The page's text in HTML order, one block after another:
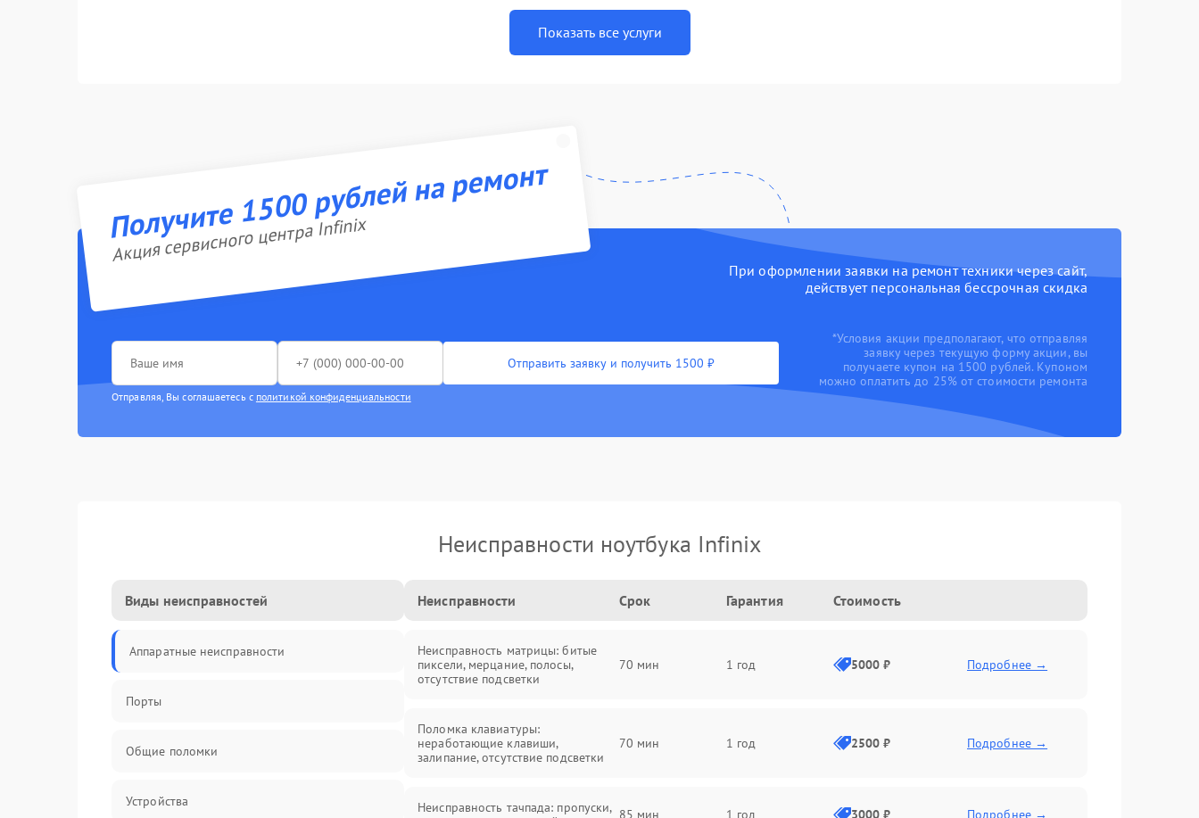
Показать все услуги
Получите 1500 рублей на ремонт
Акция сервисного центра Infinix
При оформлении заявки на ремонт техники через сайт,
действует персональная бессрочная скидка
Отправить заявку и получить 1500 ₽
Отправляя, Вы соглашаетесь с политикой конфиденциальности
*Условия акции предполагают, что отправляя
заявку через текущую форму акции, вы
получаете купон на 1500 рублей. Купоном
можно оплатить до 25% от стоимости ремонта
Неисправности ноутбука Infinix
Виды неисправностей
Аппаратные неисправности
Порты
Общие поломки
Устройства
Неисправности Срок Гарантия Стоимость
Неисправность матрицы: битые
пиксели, мерцание, полосы,
отсутствие подсветки
70 мин 1 год 5000 ₽ Подробнее →
Поломка клавиатуры:
неработающие клавиши,
залипание, отсутствие подсветки
70 мин 1 год 2500 ₽ Подробнее →
Неисправность тачпада: пропуски, 85 мин 1 год 3000 ₽ Подробнее →